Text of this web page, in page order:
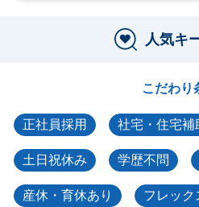
人気キ
こだわり
正社員採用 社宅・住宅補
土日祝休み 学歴不問
産休・育休あり フレック